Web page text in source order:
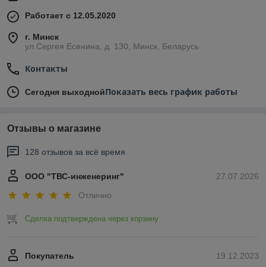
Работает с 12.05.2020
г. Минск
ул.Сергея Есенина, д. 130, Минск, Беларусь
Контакты
Сегодня выходнойПоказать весь график работы
Отзывы о магазине
128 отзывов за всё время
27.07.2026
ООО "ТВС-инженеринг"
Отлично
Сделка подтверждена через корзину
19.12.2023
Покупатель